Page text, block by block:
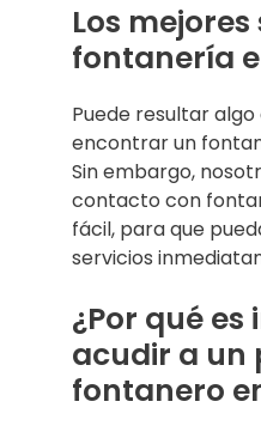
Los
fontanería
Puede resultar
encontrar un
Sin embargo,
contacto con
fácil, para que
servicios
¿Por qué
acudir a un
fontanero